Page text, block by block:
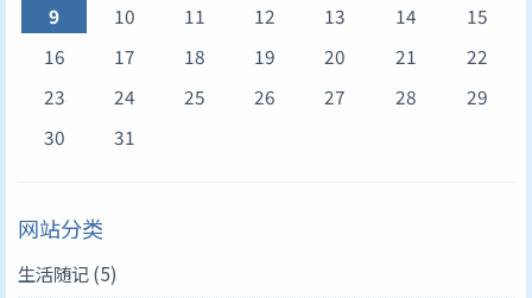
9
10 11 12 13 14
15
16
17 18 19 20 21
22
23
24 25 26 27 28
29
30
31
网站分类
生活随记(5)